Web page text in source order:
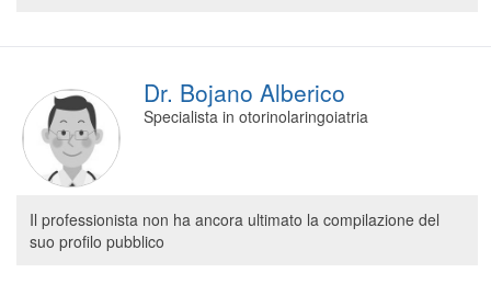
Dr. Bojano Alberico
Specialista in otorinolaringoiatria
Il professionista non ha ancora ultimato la compilazione del
suo profilo pubblico